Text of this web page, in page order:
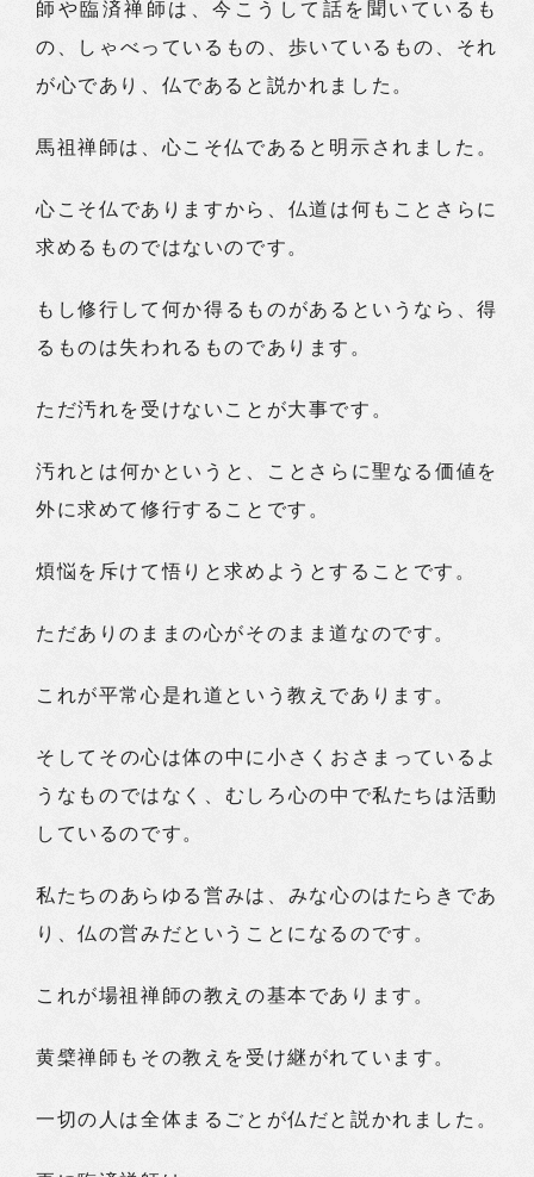
師や臨済禅師は、今こうして話を聞いているも
の、しゃべっているもの、歩いているもの、それ
が心であり、仏であると説かれました。
馬祖禅師は、心こそ仏であると明示されました。
心こそ仏でありますから、仏道は何もことさらに
求めるものではないのです。
もし修行して何か得るものがあるというなら、得
るものは失われるものであります。
ただ汚れを受けないことが大事です。
汚れとは何かというと、ことさらに聖なる価値を
外に求めて修行することです。
煩悩を斥けて悟りと求めようとすることです。
ただありのままの心がそのまま道なのです。
これが平常心是れ道という教えであります。
そしてその心は体の中に小さくおさまっているよ
うなものではなく、むしろ心の中で私たちは活動
しているのです。
私たちのあらゆる営みは、みな心のはたらきであ
り、仏の営みだということになるのです。
これが場祖禅師の教えの基本であります。
黄檗禅師もその教えを受け継がれています。
一切の人は全体まるごとが仏だと説かれました。